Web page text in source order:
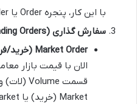
با این کار، پنجره Order یا New Order باز می شه.
سفارش گذاری (Market Order / Pending Orders):
Market Order (خرید/فروش فوری):
الان با قیمت بازار
Market (خرید) یا Sell by Market (فروش) رو بزن.